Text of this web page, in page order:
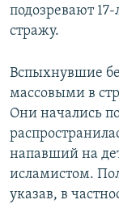
подозревают
стражу.
Вспыхнувшие
массовыми в
Они начались
напавший на
исламистом.
указав, в